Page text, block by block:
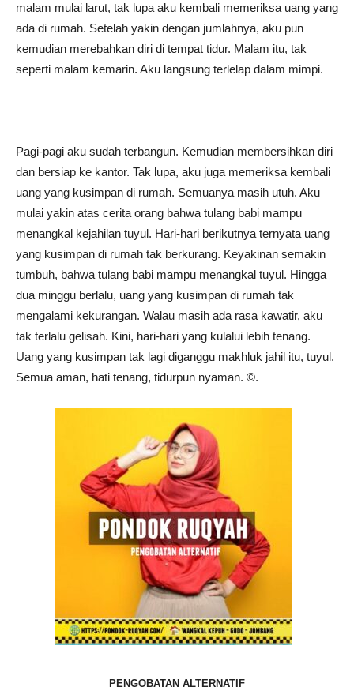
malam mulai larut, tak lupa aku kembali memeriksa uang yang
ada di rumah. Setelah yakin dengan jumlahnya, aku pun
kemudian merebahkan diri di tempat tidur. Malam itu, tak
seperti malam kemarin. Aku langsung terlelap dalam mimpi.
Pagi-pagi aku sudah terbangun. Kemudian membersihkan diri
dan bersiap ke kantor. Tak lupa, aku juga memeriksa kembali
uang yang kusimpan di rumah. Semuanya masih utuh. Aku
mulai yakin atas cerita orang bahwa tulang babi mampu
menangkal kejahilan tuyul. Hari-hari berikutnya ternyata uang
yang kusimpan di rumah tak berkurang. Keyakinan semakin
tumbuh, bahwa tulang babi mampu menangkal tuyul. Hingga
dua minggu berlalu, uang yang kusimpan di rumah tak
mengalami kekurangan. Walau masih ada rasa kawatir, aku
tak terlalu gelisah. Kini, hari-hari yang kulalui lebih tenang.
Uang yang kusimpan tak lagi diganggu makhluk jahil itu, tuyul.
Semua aman, hati tenang, tidurpun nyaman. ©️.
PENGOBATAN ALTERNATIF